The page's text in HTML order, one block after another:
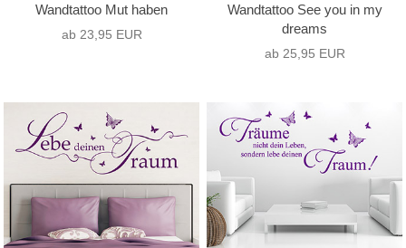
Wandtattoo Mut haben
ab 23,95 EUR
Wandtattoo See you in my
dreams
ab 25,95 EUR